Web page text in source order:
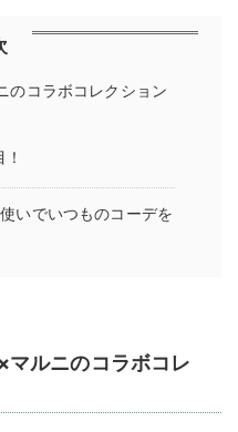
のコラボコレクション
いでいつものコーデを
ルニのコラボコレ